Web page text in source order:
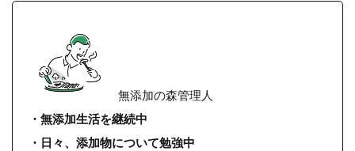
無添加の森管理人
・無添加生活を継続中
・日々、添加物について勉強中